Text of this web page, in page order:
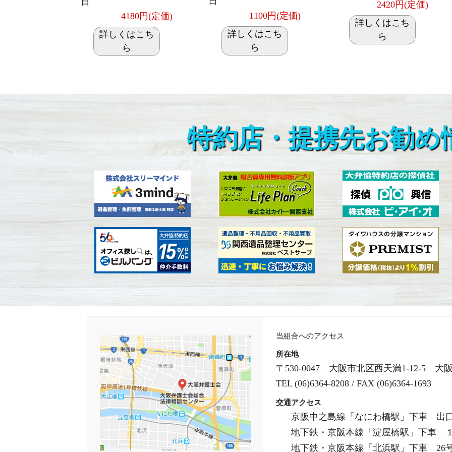
4180円(定価)
詳しくはこち
ら
1100円(定価)
詳しくはこち
ら
2420円(定価)
詳しくはこち
ら
特約店・提携先お勧め
当組合へのアクセス
所在地
〒530-0047 大阪市北区西天満1-12-5 大
TEL (06)6364-8208 / FAX (06)6364-1693
交通アクセス
京阪中之島線「なにわ橋駅」下車 出
地下鉄・京阪本線「淀屋橋駅」下車
地下鉄・京阪本線「北浜駅」下車 26